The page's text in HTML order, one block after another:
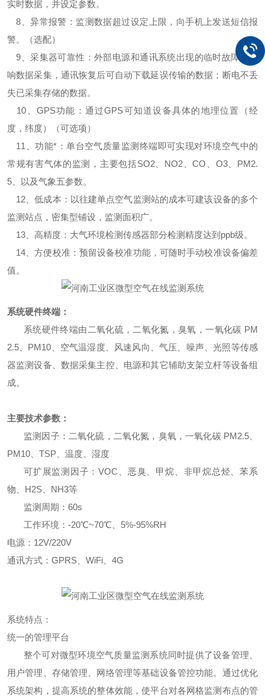
实时数据，并设定参数。
8、异常报警：监测数据超过设定上限，向手机上发送短信报
警。（选配）
9、采集器可靠性：外部电源和通讯系统出现的临时故障不影
响数据采集，通讯恢复后可自动下载延误传输的数据；断电不丢
失已采集存储的数据。
10、GPS功能：通过GPS可知道设备具体的地理位置（经
度，纬度）（可选项）
11、功能*：单台空气质量监测终端即可实现对环境空气中的
常规有害气体的监测，主要包括SO2、NO2、CO、O3、PM2.
5、以及气象五参数。
12、低成本：以往建单点空气监测站的成本可建该设备的多个
监测站点，密集型铺设，监测面积广。
13、高精度：大气环境检测传感器部分检测精度达到ppb级。
14、方便校准：预留设备校准功能，可随时手动校准设备偏差
值。
系统硬件终端：
系统硬件终端由二氧化硫，二氧化氮，臭氧，一氧化碳 PM
2.5、PM10、空气温湿度、风速风向、气压、噪声、光照等传感
器监测设备、数据采集主控、电源和其它辅助支架立杆等设备组
成。
主要技术参数：
监测因子：二氧化硫，二氧化氮，臭氧，一氧化碳 PM2.5、
PM10、TSP、温度、湿度
可扩展监测因子：VOC、恶臭、甲烷、 非甲烷总烃、苯系
物、H2S、NH3等
监测周期：60s
工作环境：-20℃~70℃
5%-95%RH
电源：12V/220V
通讯方式：GPRS、WiFi、4G
系统特点：
统一的管理平台
整个可对微型环境空气质量监测系统同时提供了设备管理、
用户管理、存储管理、网络管理等基础设备管控功能。通过优化
系统架构，提高系统的整体效能，使平台对各网格监测布点的管